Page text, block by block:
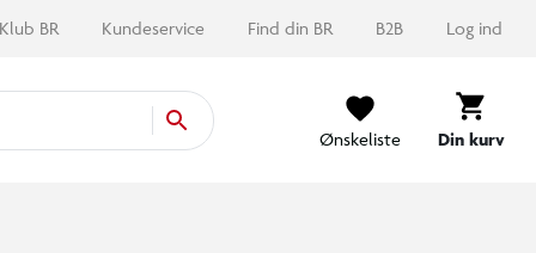
Klub BR Kundeservice Find din BR B2B Log ind
Ønskeliste Din kurv